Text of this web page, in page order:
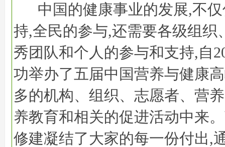
中国的健康事业的发展,不
持,全民的参与,还需要各级组织
秀团队和个人的参与和支持,自
功举办了五届中国营养与健康
多的机构、组织、志愿者、营
养教育和相关的促进活动中来
修建凝结了大家的每一份付出,